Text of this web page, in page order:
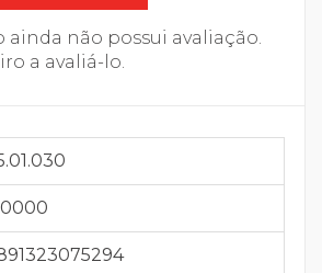
ainda não possui avaliação.
a avaliá-lo.